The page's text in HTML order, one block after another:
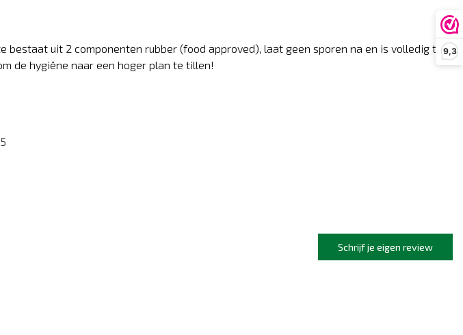
9,3
uit 2 componenten rubber (food approved), laat geen sporen na en is volledig te
de hygiëne naar een hoger plan te tillen!
Schrijf je eigen review